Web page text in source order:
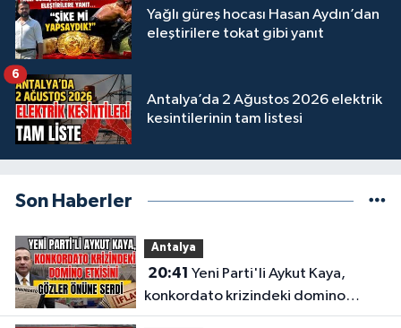
Yağlı güreş hocası Hasan Aydın’dan
eleştirilere tokat gibi yanıt
Antalya’da 2 Ağustos 2026 elektrik
kesintilerinin tam listesi
6
Son Haberler
Antalya
20:41
konkordato krizindeki domino
etkisini gözler önüne serdi